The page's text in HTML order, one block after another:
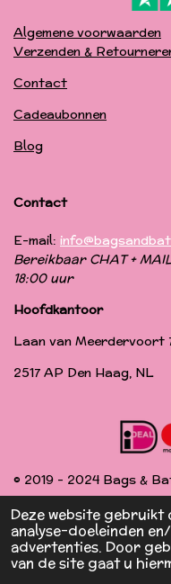
Deze website gebruikt
analyse-doeleinden
advertenties. Door
van de site gaat u
Algemene voorwaarden
Verzenden &
Contact
Cadeaubonnen
Blog
Contact
E-mail:
Bereikbaar CHAT +
18:00 uur
Hoofdkantoor
Laan van Meerdervoort
2517 AP Den Haag, NL
© 2019 - 2024 Bags &